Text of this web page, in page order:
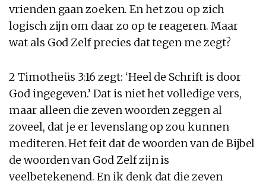
vrienden gaan zoeken. En het zou op zich
logisch zijn om daar zo op te reageren. Maar
wat als God Zelf precies dat tegen me zegt?
2 Timotheüs 3:16 zegt: ‘Heel de Schrift is door
God ingegeven.’ Dat is niet het volledige vers,
maar alleen die zeven woorden zeggen al
zoveel, dat je er levenslang op zou kunnen
mediteren. Het feit dat de woorden van de Bijbel
de woorden van God Zelf zijn is
veelbetekenend. En ik denk dat die zeven